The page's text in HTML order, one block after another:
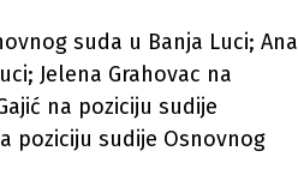
suda u Banja Luci; Ana
Jelena Grahovac na
na poziciju sudije
poziciju sudije Osnovnog